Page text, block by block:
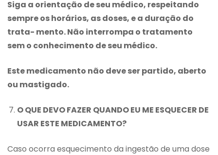
Siga a orientação de seu médico, respeitando
sempre os horários, as doses, e a duração do
trata- mento. Não interrompa o tratamento
sem o conhecimento de seu médico.
Este medicamento não deve ser partido, aberto
ou mastigado.
O QUE DEVO FAZER QUANDO EU ME ESQUECER DE
USAR ESTE MEDICAMENTO?
Caso ocorra esquecimento da ingestão de uma dose